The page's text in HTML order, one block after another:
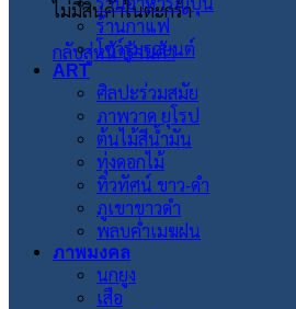
ไม่มีสินค้าในตะกร้า
กลับสู่หน้าร้านค้า
ร้านกาแฟ
โชว์รูมรถยนต์
ART
ศิลปะร่วมสมัย
ภาพวาด ยุโรป
ต้นไม้สีน้ำมัน
ทุ่งดอกไม้
ทิวทัศน์ ขาว-ดำ
ภูเขาขาวดำ
พลบค่ำเมฆฝน
ภาพมงคล
นกยูง
เสือ